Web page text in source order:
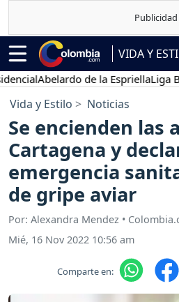
VIDA Y
Abelardo de la EspriellaLiga
Vida y Estilo Noticias
Se encienden las
Cartagena y
emergencia
de gripe aviar
Por: Alexandra Mendez •
Mié, 16 Nov 2022 10:56 am
Comparte en: